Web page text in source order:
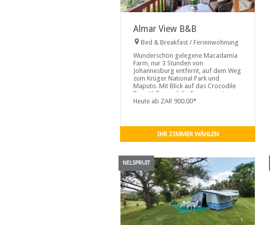
Almar View B&B
Bed & Breakfast / Ferienwohnung
Wunderschön gelegene Macadamia
Farm, nur 3 Stunden von
Johannesburg entfernt, auf dem Weg
zum Krüger National Park und
Maputo. Mit Blick auf das Crocodile
River Valley und die Escarpment
Mountain Range werden ...
Heute ab ZAR 900.00*
IHR ZIMMER WÄHLEN
NELSPRUIT